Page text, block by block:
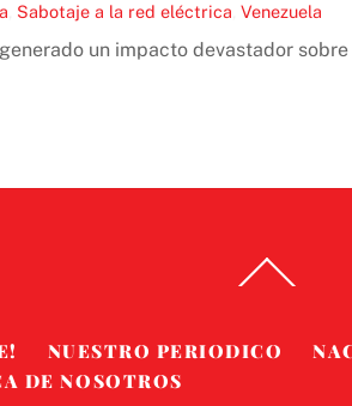
Sabotaje a la red eléctrica Venezuela
un impacto devastador
To
NUESTRO PERIODICO
DE NOSOTROS